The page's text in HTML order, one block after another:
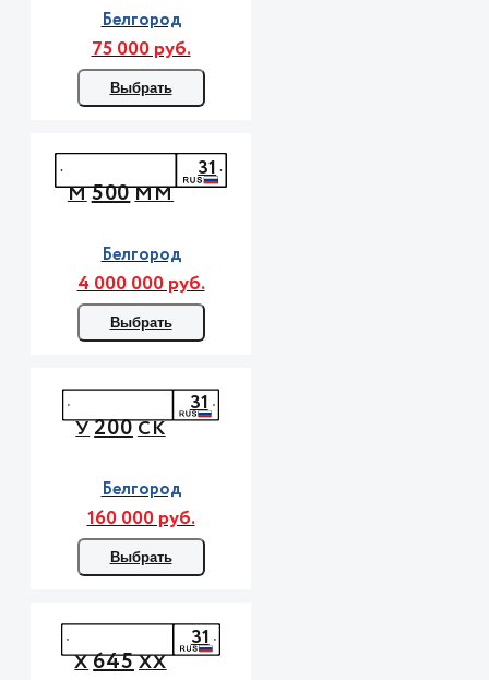
Белгород
75 000 руб.
Выбрать
М500ММ
31
Белгород
4 000 000 руб.
Выбрать
У200СК
31
Белгород
160 000 руб.
Выбрать
Х645ХХ
31